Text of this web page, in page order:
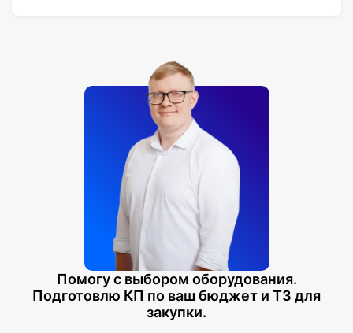
Помогу с выбором оборудования.
Подготовлю КП по ваш бюджет и ТЗ для
закупки.